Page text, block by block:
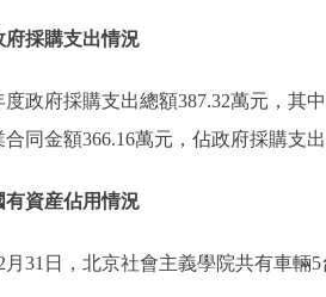
府採購支出情況
度政府採購支出總額387.32萬元，其
同金額366.16萬元，佔政府採購支
有資産佔用情況
月31日，北京社會主義學院共有車輛